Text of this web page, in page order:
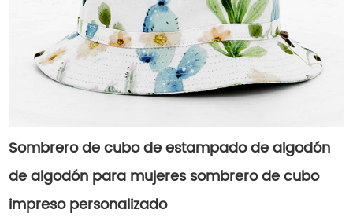
Sombrero de cubo de estampado de algodón
de algodón para mujeres sombrero de cubo
impreso personalizado